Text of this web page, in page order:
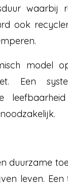
waarbij
ook
model
Een
duurzame
leven.